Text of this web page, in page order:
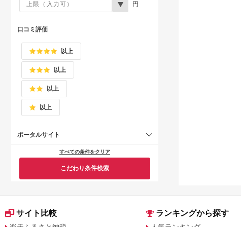
円
口コミ評価
以上
以上
以上
以上
ポータルサイト
すべての条件をクリア
こだわり条件検索
サイト比較 ランキングから探す